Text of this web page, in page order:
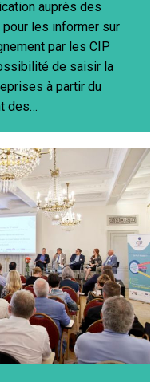
auprès des
les informer sur
par les CIP
de saisir la
à partir du
des…